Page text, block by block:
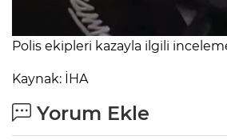
Polis ekipleri kazayla ilgili
Kaynak: İHA
Yorum Ekle